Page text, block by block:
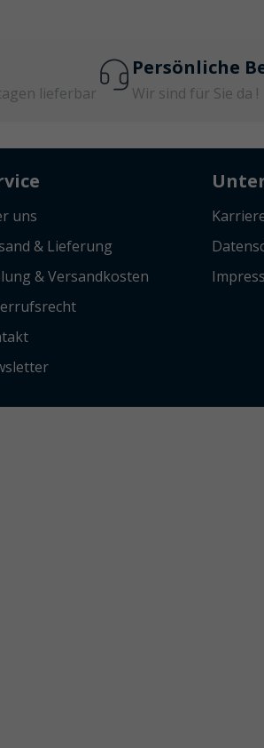
lieferbar
Persönliche
Wir sind für Sie da !
uns
& Lieferung
& Versandkosten